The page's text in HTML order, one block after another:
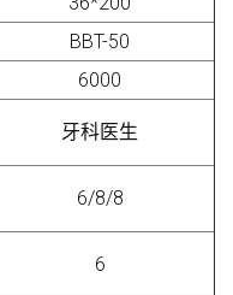
BBT-50
6000
牙科医生
6/8/8
6